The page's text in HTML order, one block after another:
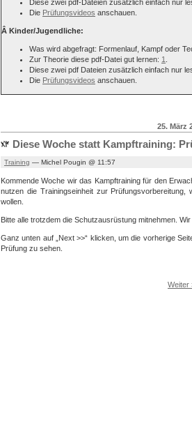
Diese zwei pdf-Dateien zusätzlich einfach nur
Die Prüfungsvideos anschauen.
Â Kinder/Jugendliche:
Was wird abgefragt: Formenlauf, Kampf oder
Zur Theorie diese pdf-Datei gut lernen: 1
Diese zwei pdf Dateien zusätzlich einfach nur
Die Prüfungsvideos anschauen.
25. März
Diese Woche statt Kampftraining:
Training — Michel Pougin @ 11:57
Kommende Woche wir das Kampftraining für den
nutzen die Trainingseinheit zur
wollen.
Bitte alle trotzdem die Schutzausrüstung mitnehmen.
Ganz unten auf „Next >>“ klicken, um die vorherige
Prüfung zu sehen.
Weiter